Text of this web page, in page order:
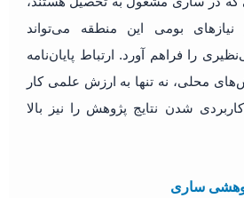
بومی این منطقه می‌تواند
را فراهم آورد. ارتباط پایان‌نامه
محلی، نه تنها به ارزش علمی کار
شدن نتایج پژوهش را نیز بالا